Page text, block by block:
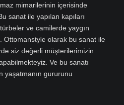
mimarilerinin içerisinde
sanat ile yapılan kapıları
ve camilerde yaygın
Ottomanstyle olarak bu sanat ile
siz değerli müşterilerimizin
Ve bu sanatı
yaşatmanın gururunu